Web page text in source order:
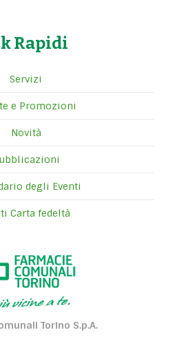
Rapidi
Servizi
e Promozioni
Novità
degli Eventi
Carta fedeltà
Torino S.p.A.